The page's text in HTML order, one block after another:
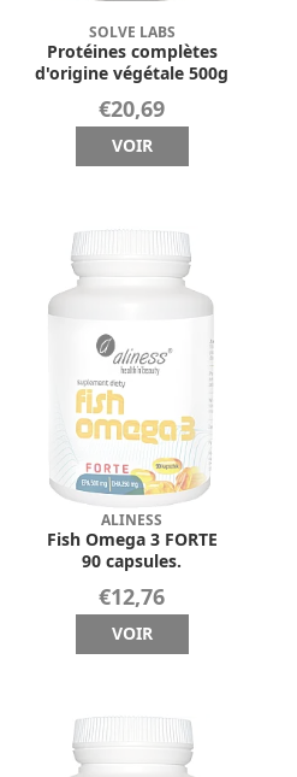
SOLVE LABS
Protéines complètes
d'origine végétale 500g
€20,69
VOIR
ALINESS
Fish Omega 3 FORTE
90 capsules.
€12,76
VOIR